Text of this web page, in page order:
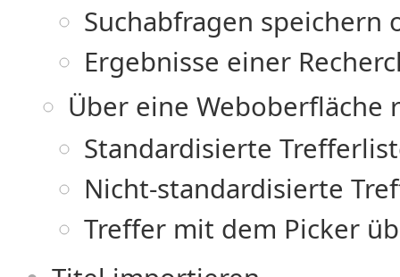
Suchabfragen speichern
Ergebnisse einer
Über eine Weboberfläche
Standardisierte
Nicht-standardisierte
Treffer mit dem Picker